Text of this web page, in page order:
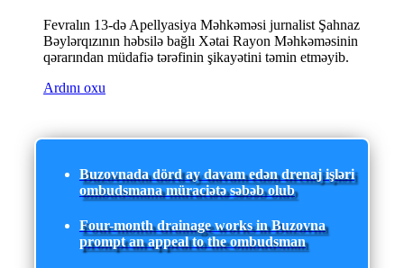
Fevralın 13-də Apellyasiya Məhkəməsi jurnalist Şahnaz
Bəylərqızının həbsilə bağlı Xətai Rayon Məhkəməsinin
qərarından müdafiə tərəfinin şikayətini təmin etməyib.
Ardını oxu
Buzovnada dörd ay davam edən drenaj işləri
ombudsmana müraciətə səbəb olub
Four-month drainage works in Buzovna
prompt an appeal to the ombudsman